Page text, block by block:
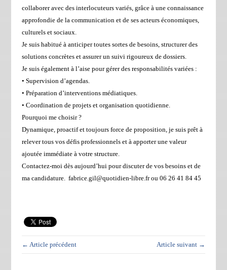
collaborer avec des interlocuteurs variés, grâce à une connaissance
approfondie de la communication et de ses acteurs économiques,
culturels et sociaux.
Je suis habitué à anticiper toutes sortes de besoins, structurer des
solutions concrètes et assurer un suivi rigoureux de dossiers.
Je suis également à l’aise pour gérer des responsabilités variées :
• Supervision d’agendas.
• Préparation d’interventions médiatiques.
• Coordination de projets et organisation quotidienne.
Pourquoi me choisir ?
Dynamique, proactif et toujours force de proposition, je suis prêt à
relever tous vos défis professionnels et à apporter une valeur
ajoutée immédiate à votre structure.
Contactez-moi dès aujourd’hui pour discuter de vos besoins et de
ma candidature. fabrice.gil@quotidien-libre.fr ou 06 26 41 84 45
← Article précédent Article suivant →